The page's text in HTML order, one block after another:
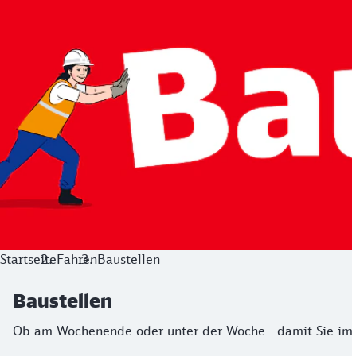
StartseiteFahrenBaustellen
Baustellen
Ob am Wochenende oder unter der Woche - damit Sie